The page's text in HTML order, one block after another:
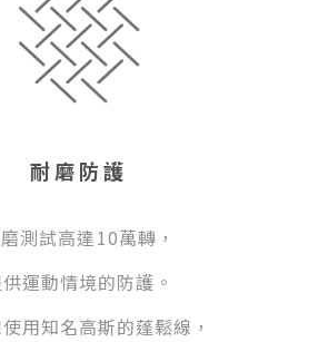
耐磨防護
測試高達10萬轉，
運動情境的防護。
用知名高斯的蓬鬆線，